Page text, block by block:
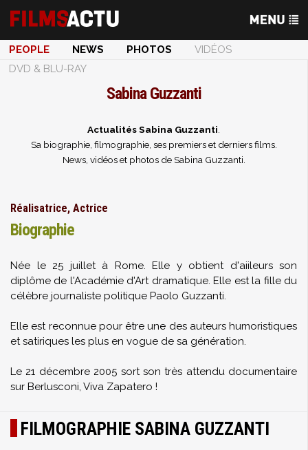
PEOPLE NEWS PHOTOS
VIDÉOS
DVD & BLU-RAY
Sabina Guzzanti
Actualités Sabina Guzzanti
Sa biographie, filmographie, ses premiers et derniers films.
News, vidéos et photos de Sabina Guzzanti.
Réalisatrice, Actrice
Biographie
Née le 25 juillet à Rome. Elle y obtient d'aiileurs son
diplôme de l'Académie d'Art dramatique. Elle est la fille du
célèbre journaliste politique Paolo Guzzanti.
Elle est reconnue pour être une des auteurs humoristiques
et satiriques les plus en vogue de sa génération.
Le 21 décembre 2005 sort son très attendu documentaire
sur Berlusconi, Viva Zapatero !
FILMOGRAPHIE SABINA GUZZANTI